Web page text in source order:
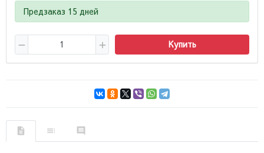
Предзаказ 15 дней
Купить